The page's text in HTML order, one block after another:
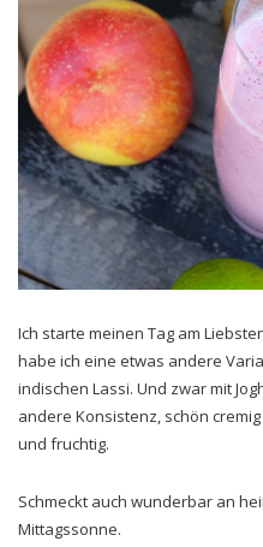
Ich starte meinen Tag am
habe ich eine etwas andere
indischen Lassi. Und zwar mit
andere Konsistenz, schön
und fruchtig.
Schmeckt auch wunderbar an
Mittagssonne.